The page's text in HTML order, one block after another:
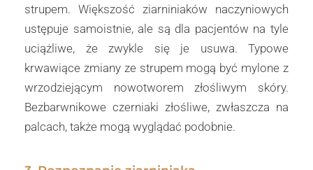
strupem. Większość ziarniniaków naczyniowych
ustępuje samoistnie, ale są dla pacjentów na tyle
uciążliwe, że zwykle się je usuwa. Typowe
krwawiące zmiany ze strupem mogą być mylone z
wrzodziejącym nowotworem złośliwym skóry.
Bezbarwnikowe czerniaki złośliwe, zwłaszcza na
palcach, także mogą wyglądać podobnie.